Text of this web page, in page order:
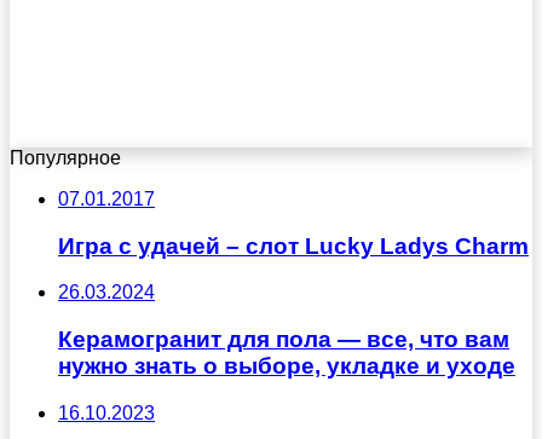
Популярное
07.01.2017
Игра с удачей – слот Lucky Ladys Charm
26.03.2024
Керамогранит для пола — все, что вам
нужно знать о выборе, укладке и уходе
16.10.2023